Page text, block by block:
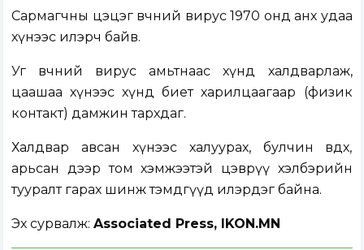
Сармагчны цэцэг өвчний вирус 1970 онд анх удаа
хүнээс илэрч байв.
Уг өвчний вирус амьтнаас хүнд халдварлаж,
цаашаа хүнээс хүнд биет харилцаагаар (физик
контакт) дамжин тархдаг.
Халдвар авсан хүнээс халуурах, булчин өвдөх,
арьсан дээр том хэмжээтэй цэврүү хэлбэрийн
тууралт гарах шинж тэмдгүүд илэрдэг байна.
Эх сурвалж:Associated Press, IKON.MN